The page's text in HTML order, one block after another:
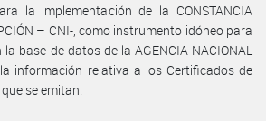
la implementación de la CONSTANCIA
– CNI-, como instrumento idóneo para
base de datos de la AGENCIA NACIONAL
la información relativa a los Certificados de
se emitan.